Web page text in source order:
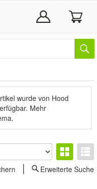
wurde von Hood
Mehr
Erweiterte Suche